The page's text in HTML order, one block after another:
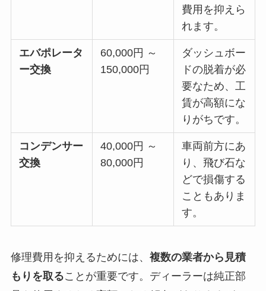
費用を抑えら
れます。
エバポレータ
ー交換
60,000円 ～
150,000円
ダッシュボー
ドの脱着が必
要なため、工
賃が高額にな
りがちです。
コンデンサー
交換
40,000円 ～
80,000円
車両前方にあ
り、飛び石な
どで損傷する
こともありま
す。
修理費用を抑えるためには、 複数の業者から見積
もりを取ることが重要です。ディーラーは純正部